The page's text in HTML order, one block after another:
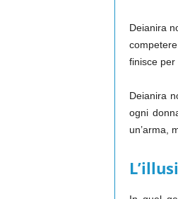
Deianira
finisce per
Deianira
ogni
un’arma,